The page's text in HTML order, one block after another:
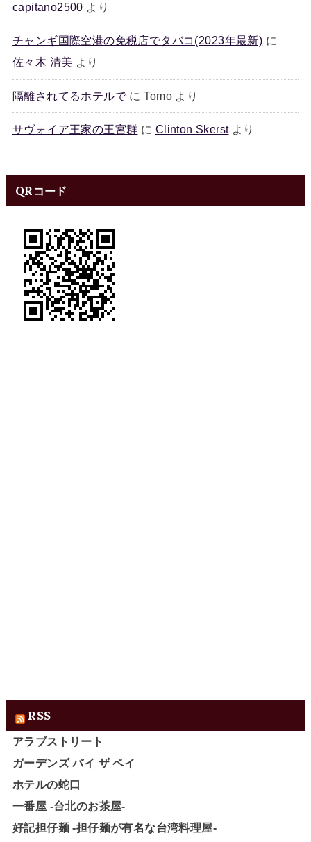
capitano2500 より
チャンギ国際空港の免税店でタバコ(2023年最新) に
佐々木 清美 より
隔離されてるホテルでにTomoより
サヴォイア王家の王宮群 に Clinton Skerstより
QRコード
RSS
アラブストリート
ガーデンズ バイ ザ ベイ
ホテルの蛇口
一番屋 -台北のお茶屋-
好記担仔麺 -担仔麺が有名な台湾料理屋-